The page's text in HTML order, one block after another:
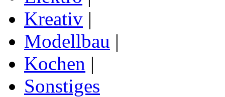
Kreativ |
Modellbau |
Kochen |
Sonstiges